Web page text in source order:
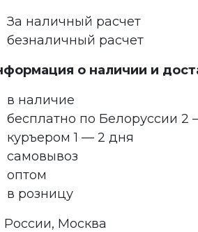
За наличный расчет
безналичный расчет
о наличии и
в наличие
бесплатно по Белоруссии 2
куръером 1 — 2 дня
самовывоз
оптом
в розницу
России, Москва